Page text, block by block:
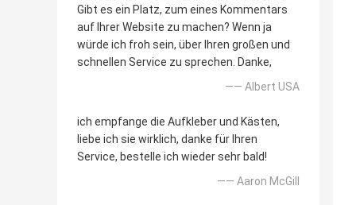
Gibt es ein Platz, zum eines Kommentars
auf Ihrer Website zu machen? Wenn ja
würde ich froh sein, über Ihren großen und
schnellen Service zu sprechen. Danke,
—— Albert USA
ich empfange die Aufkleber und Kästen,
liebe ich sie wirklich, danke für Ihren
Service, bestelle ich wieder sehr bald!
—— Aaron McGill